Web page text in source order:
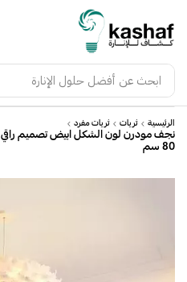
ابحث عن أفضل حلول الإنارة
الرئيسية ثريات ثريات مفرد
80 سم